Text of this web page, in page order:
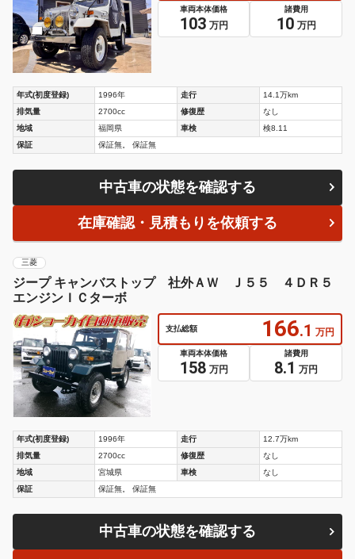
車両本体価格
103 万円
諸費用
10 万円
年式(初度登録) 1996年 走行
14.1万km
排気量
2700cc 修復歴
なし
地域
福岡県 車検
検8.11
保証
保証無。 保証無
中古車の状態を確認する
在庫確認・見積もりを依頼する
三菱
ジープ キャンバストップ 社外ＡＷ Ｊ５５ ４ＤＲ５
エンジンＩＣターボ
支払総額 166.1 万円
車両本体価格
158 万円
諸費用
8.1 万円
年式(初度登録) 1996年 走行
12.7万km
排気量
2700cc 修復歴
なし
地域
宮城県 車検
なし
保証
保証無。 保証無
中古車の状態を確認する